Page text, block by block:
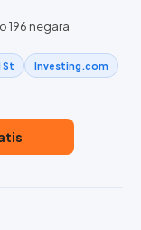
196 negara
St Investing.com